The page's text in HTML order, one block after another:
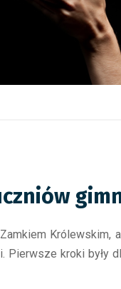
kroki były